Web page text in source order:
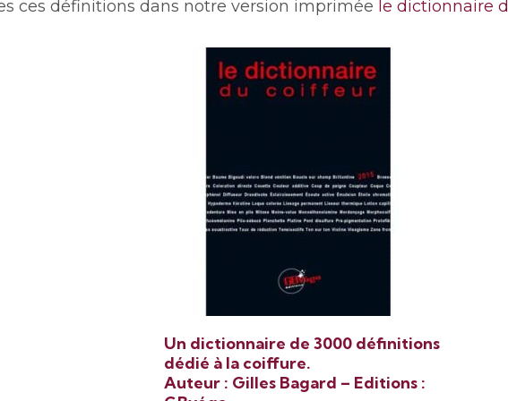
ces définitions dans notre version imprimée le dictionnaire
Un dictionnaire de 3000 définitions
dédié à la coiffure.
Auteur : Gilles Bagard – Editions :